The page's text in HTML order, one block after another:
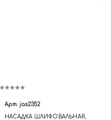
Арт. jas2352
НАСАДКА ШЛИФОВАЛЬНАЯ,